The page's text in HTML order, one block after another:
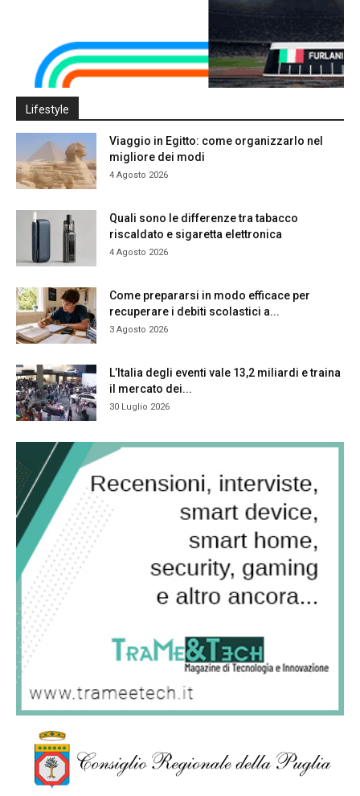
Lifestyle
Viaggio in Egitto: come organizzarlo nel
migliore dei modi
4 Agosto 2026
Quali sono le differenze tra tabacco
riscaldato e sigaretta elettronica
4 Agosto 2026
Come prepararsi in modo efficace per
recuperare i debiti scolastici a...
3 Agosto 2026
L’Italia degli eventi vale 13,2 miliardi e traina
il mercato dei...
30 Luglio 2026